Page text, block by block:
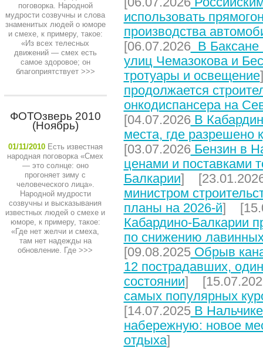
поговорка. Народной
мудрости созвучны и слова
знаменитых людей о юморе
и смехе, к примеру, такое:
«Из всех телесных
движений — смех есть
самое здоровое; он
благоприятствует>>>
ФОТОзверь 2010
(Ноябрь)
01/11/2010 Есть известная
народная поговорка «Смех
— это солнце: оно
прогоняет зиму с
человеческого лица».
Народной мудрости
созвучны и высказывания
известных людей о смехе и
юморе, к примеру, такое:
«Где нет желчи и смеха,
там нет надежды на
обновление. Где >>>
использовать
производства
[06.07.2026В Баксане
улиц Чемазокова и
тротуары и освещение
продолжается
онкодиспансера на
[04.07.2026В
места, где разрешено
[03.07.2026Бензин в
ценами и поставками
Балкарии]
министром
планы на 2026-й]
Кабардино-Балкарии
по снижению
[09.08.2025Обрыв
12 пострадавших,
состоянии]
самых популярных
[14.07.2025В
набережную: новое
отдыха]